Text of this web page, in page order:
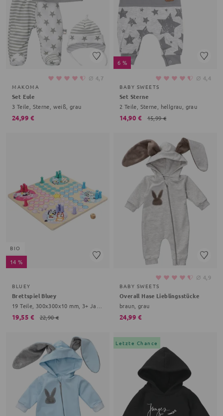
⌀ 4,7
MAKOMA
Set Eule
3 Teile, Sterne, weiß, grau
24,99 €
6 %
⌀ 4,4
BABY SWEETS
Set Sterne
2 Teile, Sterne, hellgrau, grau
14,90 € 15,99 €
BIO
14 %
BLUEY
Brettspiel Bluey
19,55 € 22,90 €
⌀ 4,9
BABY SWEETS
Overall Hase Lieblingsstücke
braun, grau
24,99 €
Letzte Chance